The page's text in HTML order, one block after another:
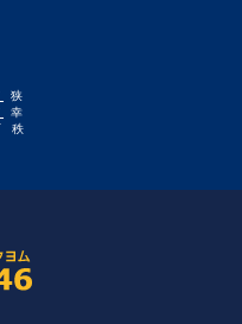
狭
幸
秩